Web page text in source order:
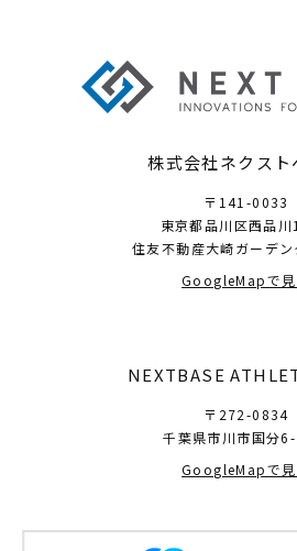
株式会社ネクスト
〒141-0033
東京都品川区西品
住友不動産大崎ガーデ
GoogleMapで見
NEXTBASE
〒272-0834
千葉県市川市国分
GoogleMapで見